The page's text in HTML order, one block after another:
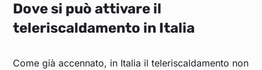
Dove si può attivare il
teleriscaldamento in Italia
Come già accennato, in Italia il teleriscaldamento non